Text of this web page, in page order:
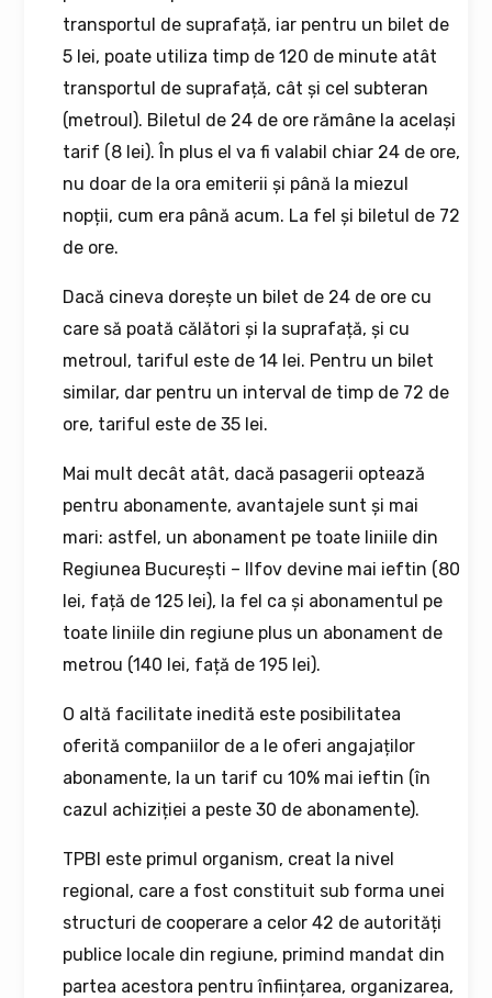
transportul de suprafață, iar pentru un bilet de
5 lei, poate utiliza timp de 120 de minute atât
transportul de suprafață, cât și cel subteran
(metroul). Biletul de 24 de ore rămâne la același
tarif (8 lei). În plus el va fi valabil chiar 24 de ore,
nu doar de la ora emiterii și până la miezul
nopții, cum era până acum. La fel și biletul de 72
de ore.
Dacă cineva dorește un bilet de 24 de ore cu
care să poată călători și la suprafață, și cu
metroul, tariful este de 14 lei. Pentru un bilet
similar, dar pentru un interval de timp de 72 de
ore, tariful este de 35 lei.
Mai mult decât atât, dacă pasagerii optează
pentru abonamente, avantajele sunt și mai
mari: astfel, un abonament pe toate liniile din
Regiunea București – Ilfov devine mai ieftin (80
lei, față de 125 lei), la fel ca și abonamentul pe
toate liniile din regiune plus un abonament de
metrou (140 lei, față de 195 lei).
O altă facilitate inedită este posibilitatea
oferită companiilor de a le oferi angajaților
abonamente, la un tarif cu 10% mai ieftin (în
cazul achiziției a peste 30 de abonamente).
TPBI este primul organism, creat la nivel
regional, care a fost constituit sub forma unei
structuri de cooperare a celor 42 de autorități
publice locale din regiune, primind mandat din
partea acestora pentru înființarea, organizarea,